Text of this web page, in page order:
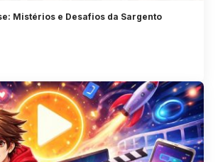
Mistérios e Desafios da Sargento